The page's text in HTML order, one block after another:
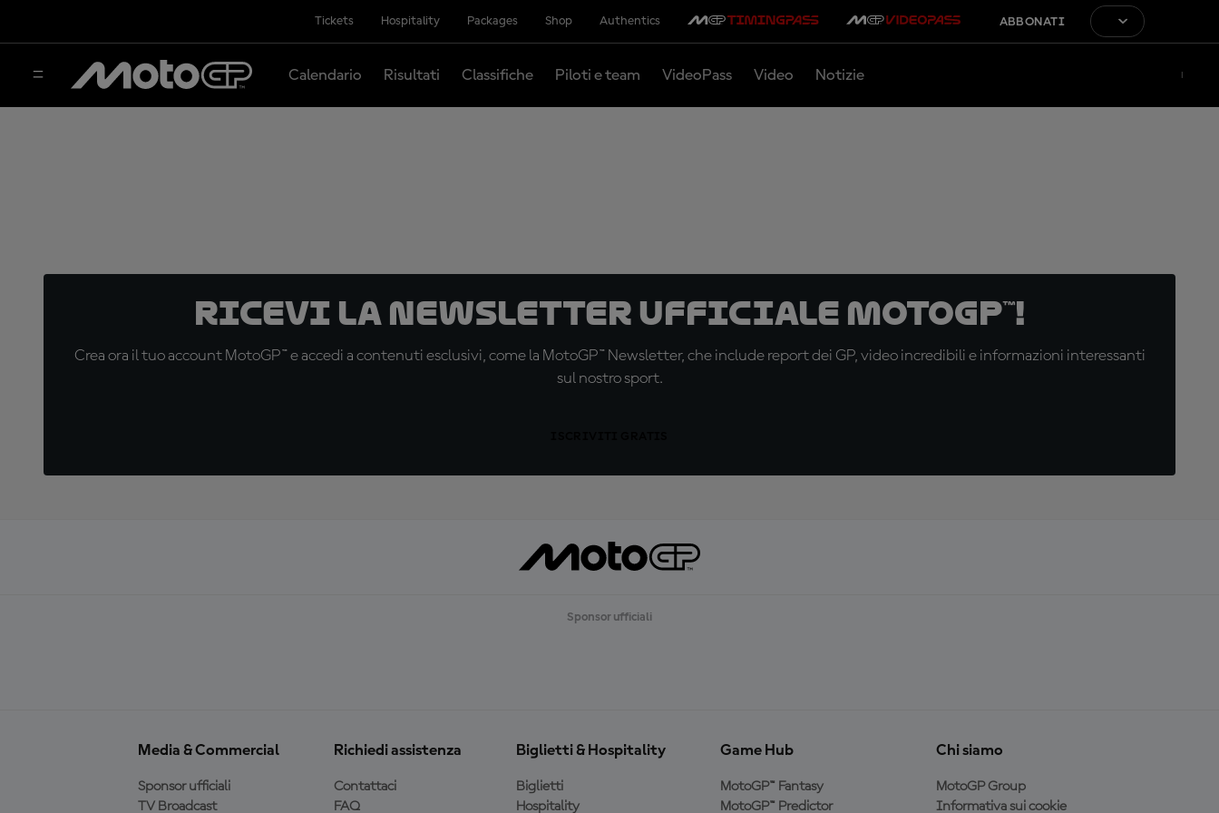
Tickets Hospitality Packages Shop Authentics ABBONATI
Calendario Risultati Classifiche Piloti e team VideoPass Video Notizie
Ricevi la newsletter ufficiale MotoGP™!
Crea ora il tuo account MotoGP™ e accedi a contenuti esclusivi, come la MotoGP™ Newsletter, che include report dei GP, video incredibili e informazioni interessanti
sul nostro sport.
Sponsor ufficiali
Media & Commercial
Sponsor ufficiali
TV Broadcast
Richiedi assistenza
Contattaci
FAQ
Biglietti & Hospitality
Biglietti
Hospitality
Game Hub
MotoGP™ Fantasy
MotoGP™ Predictor
Chi siamo
MotoGP Group
Informativa sui cookie